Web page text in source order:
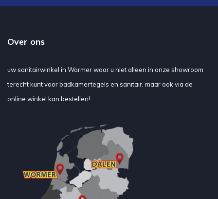
Over ons
uw sanitairwinkel in Wormer waar u niet alleen in onze showroom
terecht kunt voor badkamertegels en sanitair, maar ook via de
online winkel kan bestellen!